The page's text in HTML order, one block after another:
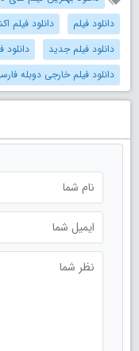
دانلود فیلم
دانلود فیلم
دانلود فیلم جدید
دانلود فیلم خارجی دوبله